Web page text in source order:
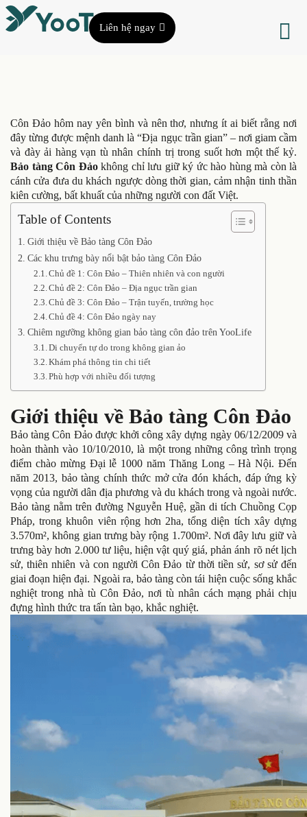
Liên hệ ngay
Côn Đảo hôm nay yên bình và nên thơ, nhưng ít ai biết rằng nơi
đây từng được mệnh danh là “Địa ngục trần gian” – nơi giam cầm
và đày ải hàng vạn tù nhân chính trị trong suốt hơn một thế kỷ.
Bảo tàng Côn Đảokhông chỉ lưu giữ ký ức hào hùng mà còn là
cánh cửa đưa du khách ngược dòng thời gian, cảm nhận tinh thần
kiên cường, bất khuất của những người con đất Việt.
Table of Contents
Giới thiệu về Bảo tàng Côn Đảo
Các khu trưng bày nổi bật bảo tàng Côn Đảo
Chủ đề 1: Côn Đảo – Thiên nhiên và con người
Chủ đề 2: Côn Đảo – Địa ngục trần gian
Chủ đề 3: Côn Đảo – Trận tuyến, trường học
Chủ đề 4: Côn Đảo ngày nay
Chiêm ngưỡng không gian bảo tàng côn đảo trên YooLife
Di chuyển tự do trong không gian ảo
Khám phá thông tin chi tiết
Phù hợp với nhiều đối tượng
Giới thiệu về Bảo tàng Côn Đảo
Bảo tàng Côn Đảo được khởi công xây dựng ngày 06/12/2009 và
hoàn thành vào 10/10/2010, là một trong những công trình trọng
điểm chào mừng Đại lễ 1000 năm Thăng Long – Hà Nội. Đến
năm 2013, bảo tàng chính thức mở cửa đón khách, đáp ứng kỳ
vọng của người dân địa phương và du khách trong và ngoài nước.
Bảo tàng nằm trên đường Nguyễn Huệ, gần di tích Chuồng Cọp
Pháp, trong khuôn viên rộng hơn 2ha, tổng diện tích xây dựng
3.570m², không gian trưng bày rộng 1.700m². Nơi đây lưu giữ và
trưng bày hơn 2.000 tư liệu, hiện vật quý giá, phản ánh rõ nét lịch
sử, thiên nhiên và con người Côn Đảo từ thời tiền sử, sơ sử đến
giai đoạn hiện đại. Ngoài ra, bảo tàng còn tái hiện cuộc sống khắc
nghiệt trong nhà tù Côn Đảo, nơi tù nhân cách mạng phải chịu
đựng hình thức tra tấn tàn bạo, khắc nghiệt.